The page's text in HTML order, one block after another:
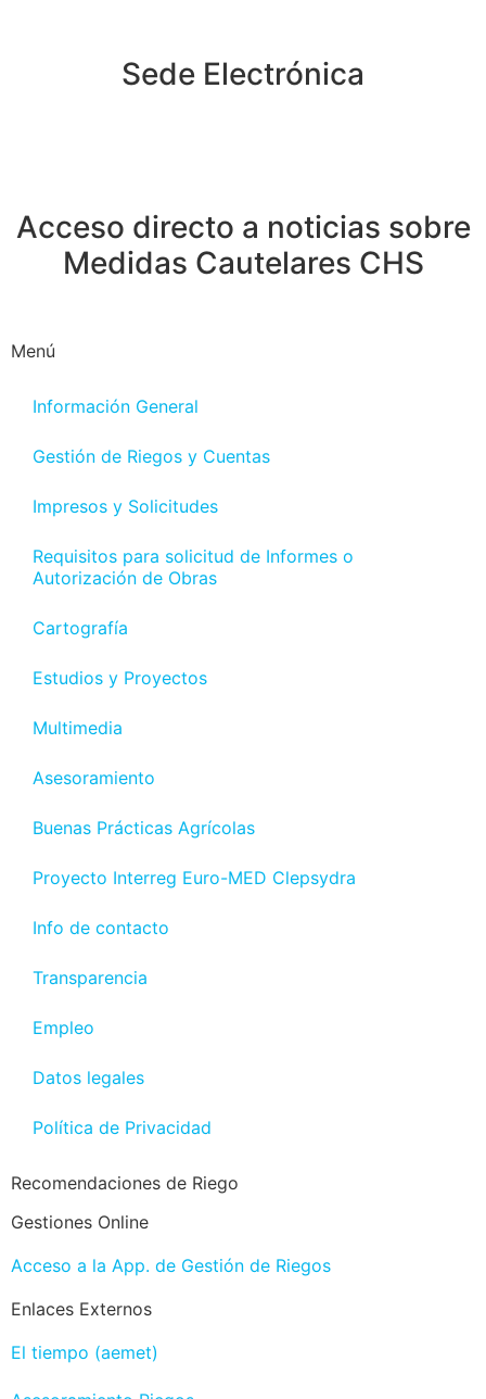
Sede Electrónica
Acceso directo a noticias sobre
Medidas Cautelares CHS
Menú
Información General
Gestión de Riegos y Cuentas
Impresos y Solicitudes
Requisitos para solicitud de Informes o
Autorización de Obras
Cartografía
Estudios y Proyectos
Multimedia
Asesoramiento
Buenas Prácticas Agrícolas
Proyecto Interreg Euro-MED Clepsydra
Info de contacto
Transparencia
Empleo
Datos legales
Política de Privacidad
Recomendaciones de Riego
Gestiones Online
Acceso a la App. de Gestión de Riegos
Enlaces Externos
El tiempo (aemet)